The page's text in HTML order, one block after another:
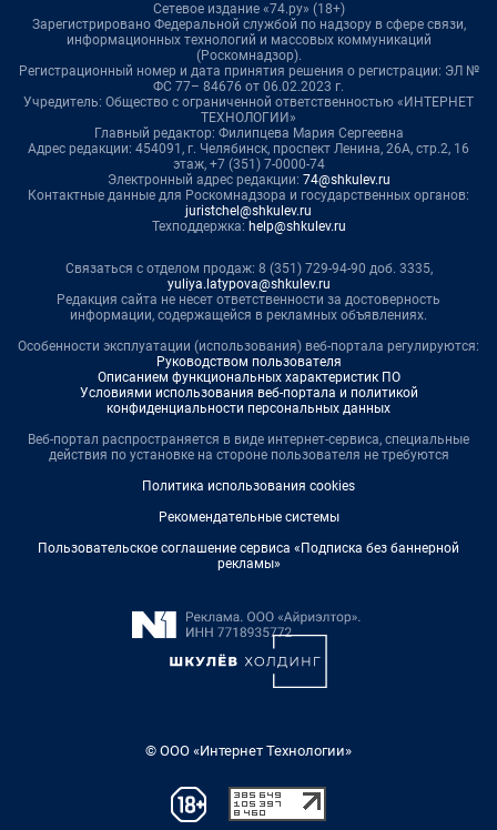
Сетевое издание «74.ру» (18+)
Зарегистрировано Федеральной службой по надзору в сфере связи,
информационных технологий и массовых коммуникаций
(Роскомнадзор).
Регистрационный номер и дата принятия решения о регистрации: ЭЛ №
ФС 77– 84676 от 06.02.2023 г.
Учредитель: Общество с ограниченной ответственностью «ИНТЕРНЕТ
ТЕХНОЛОГИИ»
Главный редактор: Филипцева Мария Сергеевна
Адрес редакции: 454091, г. Челябинск, проспект Ленина, 26А, стр.2, 16
этаж, +7 (351) 7-0000-74
Электронный адрес редакции: 74@shkulev.ru
Контактные данные для Роскомнадзора и государственных органов:
juristchel@shkulev.ru
Техподдержка: help@shkulev.ru
Связаться с отделом продаж: 8 (351) 729-94-90 доб. 3335,
yuliya.latypova@shkulev.ru
Редакция сайта не несет ответственности за достоверность
информации, содержащейся в рекламных объявлениях.
Особенности эксплуатации (использования) веб-портала регулируются:
Руководством пользователя
Описанием функциональных характеристик ПО
Условиями использования веб-портала и политикой
конфиденциальности персональных данных
Веб-портал распространяется в виде интернет-сервиса, специальные
действия по установке на стороне пользователя не требуются
Политика использования cookies
Рекомендательные системы
Пользовательское соглашение сервиса «Подписка без баннерной
рекламы»
© ООО «Интернет Технологии»